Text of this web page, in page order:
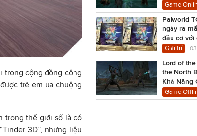
trong cộng đồng công
trẻ em ưa chuộng
trong thế giới số là có
3D”, nhưng liệu
Game
Palworld
ngày ra
đầu cơ với
USD
Giải trí
Lord of the
the North
Khả Năng
Game